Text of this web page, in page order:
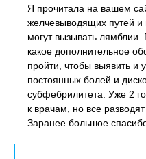
Я прочитала на вашем
желчевыводящих путей
могут вызывать лямблии.
какое дополнительное
пройти, чтобы выявить и
постоянных болей и
субфебрилитета. Уже 2
к врачам, но все разводят
Заранее большое спасибо